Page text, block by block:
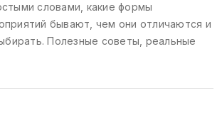
словами, какие формы
бывают, чем они отличаются и
Полезные советы, реальные